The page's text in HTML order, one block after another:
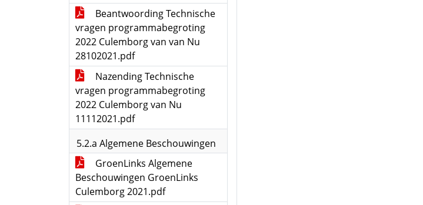
Beantwoording Technische
vragen programmabegroting
2022 Culemborg van van Nu
28102021.pdf
Nazending Technische
vragen programmabegroting
2022 Culemborg van Nu
11112021.pdf
5.2.a Algemene Beschouwingen
GroenLinks Algemene
Beschouwingen GroenLinks
Culemborg 2021.pdf